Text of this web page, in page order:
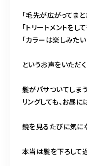
「毛先が広がってまと
「トリートメントをし
「カラーは楽しみた
というお声をいただ
髪がパサついてしま
リングしても、お昼
鏡を見るたびに気に
本当は髪を下ろして